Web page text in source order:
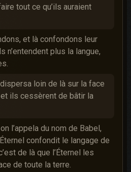
tout ce qu’ils auraient
et là confondons leur
n’entendent plus la langue,
loin de là sur la face
ils cessèrent de bâtir la
l’appela du nom de Babel,
confondit le langage de
de là que l’Éternel les
de toute la terre.